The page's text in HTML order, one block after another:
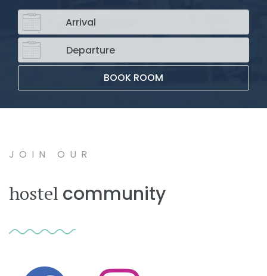
BOOK ROOM
JOIN OUR
hostel community